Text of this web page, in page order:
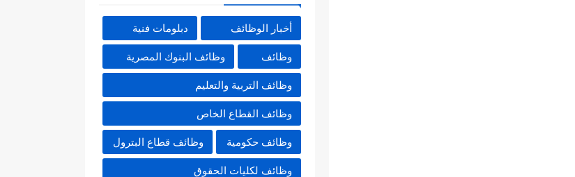
أخبار الوظائف دبلومات فنية
وظائف وظائف البنوك المصرية
وظائف التربية والتعليم
وظائف القطاع الخاص
وظائف حكومية وظائف قطاع البترول
وظائف لكليات الحقوق